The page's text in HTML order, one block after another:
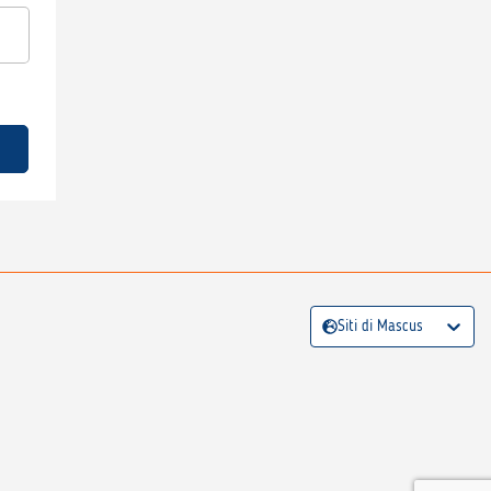
Siti di Mascus